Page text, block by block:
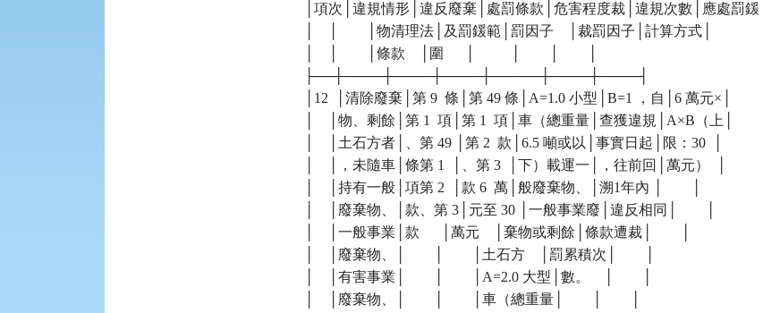
    │項次│違規情形│違反廢棄│處罰條款│危害程度裁│違規次數│應處罰鍰│
    │    │        │物清理法│及罰鍰範│罰因子    │裁罰因子│計算方式│
    │    │        │條款    │圍      │          │        │        │
    ├──┼────┼────┼────┼─────┼────┼────┤
    │12  │清除廢棄│第 9  條│第 49 條│A=1.0 小型│B=1 ，自│6 萬元×│
    │    │物、剩餘│第 1  項│第 1  項│車（總重量│查獲違規│A×B（上│
    │    │土石方者│、第 49 │第 2  款│6.5 噸或以│事實日起│限：30  │
    │    │，未隨車│條第 1  │、第 3  │下）載運一│，往前回│萬元）  │
    │    │持有一般│項第 2  │款 6  萬│般廢棄物、│溯1年內 │        │
    │    │廢棄物、│款、第 3│元至 30 │一般事業廢│違反相同│        │
    │    │一般事業│款      │萬元    │棄物或剩餘│條款遭裁│        │
    │    │廢棄物、│        │        │土石方    │罰累積次│        │
    │    │有害事業│        │        │A=2.0 大型│數。    │        │
    │    │廢棄物、│        │        │車（總重量│        │        │